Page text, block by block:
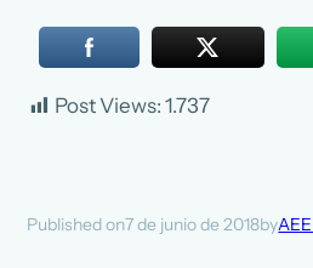
Post Views: 1.737
Published on7 de junio de 2018by